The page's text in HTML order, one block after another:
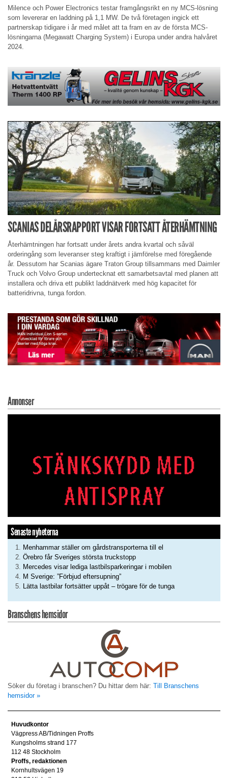
Milence och Power Electronics testar framgångsrikt en ny MCS-lösning
som levererar en laddning på 1,1 MW. De två företagen ingick ett
partnerskap tidigare i år med målet att ta fram en av de första MCS-
lösningarna (Megawatt Charging System) i Europa under andra halvåret
2024.
SCANIAS DELÅRSRAPPORT VISAR FORTSATT ÅTERHÄMTNING
Återhämtningen har fortsatt under årets andra kvartal och såväl
orderingång som leveranser steg kraftigt i jämförelse med föregående
år. Dessutom har Scanias ägare Traton Group tillsammans med Daimler
Truck och Volvo Group undertecknat ett samarbetsavtal med planen att
installera och driva ett publikt laddnätverk med hög kapacitet för
batteridrivna, tunga fordon.
Annonser
Senaste nyheterna
Menhammar ställer om gårdstransporterna till el
Örebro får Sveriges största truckstopp
Mercedes visar lediga lastbilsparkeringar i mobilen
M Sverige: ”Förbjud eftersupning”
Lätta lastbilar fortsätter uppåt – trögare för de tunga
Branschens hemsidor
Söker du företag i branschen? Du hittar dem här: Till Branschens
hemsidor »
Huvudkontor
Vägpress AB/Tidningen Proffs
Kungsholms strand 177
112 48 Stockholm
Proffs, redaktionen
Kornhultsvägen 19